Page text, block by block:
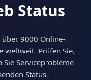
Status
über 9000 Online-
weltweit. Prüfen Sie,
Sie Serviceprobleme
Status-